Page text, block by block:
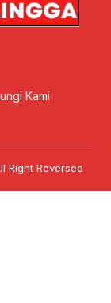
Kami
Right Reversed